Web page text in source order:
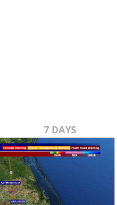
7 DAYS